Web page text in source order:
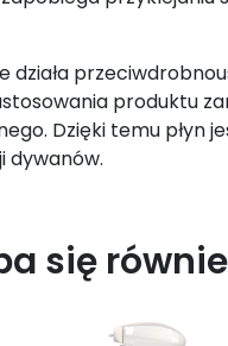
produktu
Dzięki temu płyn
dywanów.
się